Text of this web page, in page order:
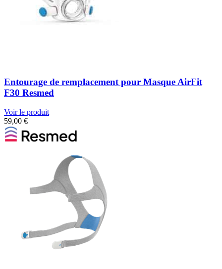
Entourage de remplacement pour Masque AirFit
F30 Resmed
Voir le produit
59,00 €